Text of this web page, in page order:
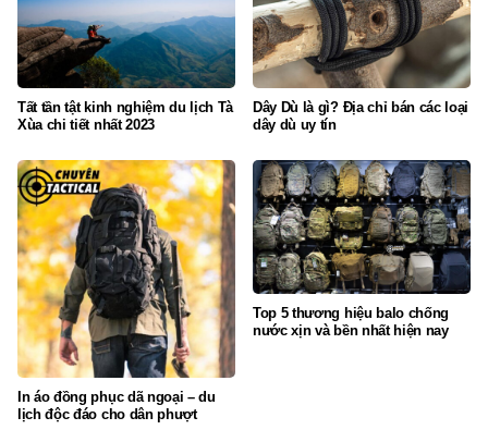
Tất tần tật kinh nghiệm du lịch Tà
Xùa chi tiết nhất 2023
Dây Dù là gì? Địa chỉ bán các loại
dây dù uy tín
In áo đồng phục dã ngoại – du
lịch độc đáo cho dân phượt
Top 5 thương hiệu balo chống
nước xịn và bền nhất hiện nay